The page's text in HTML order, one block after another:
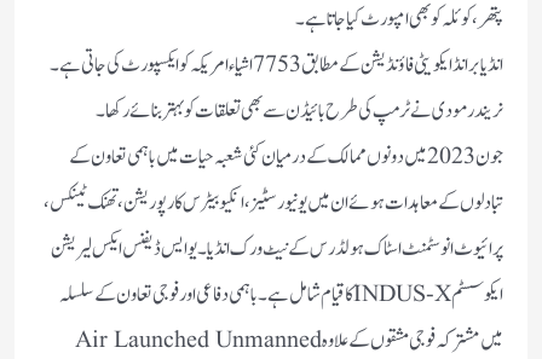
پتھر، کوئلہ کو بھی امپورٹ کیا جاتا ہے۔
انڈیا برانڈ ایکویٹی فاؤنڈیشن کے مطابق 7753اشیاء امریکہ کو ایکسپورٹ کی جاتی ہے۔
نریندر مودی نے ٹرمپ کی طرح بائیڈن سے بھی تعلقات کو بہتر بنائے رکھا۔
جون2023میں دونوں ممالک کے درمیان کئی شعبہ حیات میں باہمی تعاون کے
تبادلوں کے معاہدات ہوئے ان میں یونیورسٹیز، انکیوبیٹرس کارپوریشن، تھنک ٹینکس،
پرائیوٹ انوسٹمنٹ اسٹاک ہولڈرس کے نیٹ ورک انڈیا۔ یو ایس ڈیفنس ایکس لیریشن
ایکوسسٹمINDUS-Xکا قیام شامل ہے۔ باہمی دفاعی اور فوجی تعاون کے سلسلہ
میں مشترکہ فوجی مشقوں کے علاوہ Air Launched Unmanned